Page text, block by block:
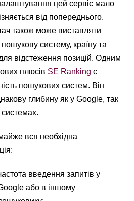
цей сервіс мало
від попереднього.
також може виставляти
пошукову систему, країну та
відстеження позицій. Одним
плюсів SE Ranking є
пошукових систем. Він
глибину як у Google, так
системах.
майже вся необхідна
введення запитів у
або в іншому